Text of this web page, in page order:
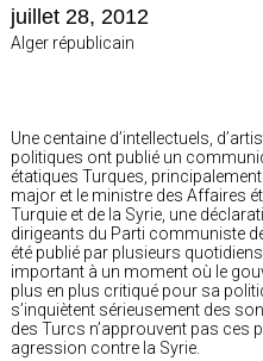
juillet 28, 2012
Alger républicain
Une centaine d’intellectuels,
politiques ont publié un
étatiques Turques,
major et le ministre des Affaires
Turquie et de la Syrie, une
dirigeants du Parti communiste
été publié par plusieurs
important à un moment où le
plus en plus critiqué pour sa
s’inquiètent sérieusement des
des Turcs n’approuvent pas ces
agression contre la Syrie.